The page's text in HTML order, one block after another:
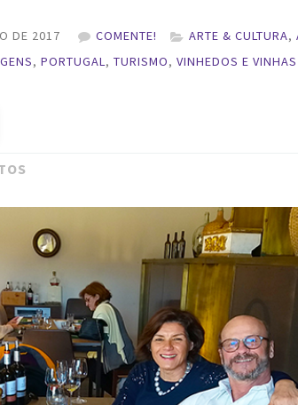
COMENTE! ARTE & CULTURA,
,PORTUGAL,TURISMO,VINHEDOS E VINHAS